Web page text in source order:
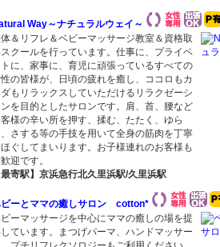
Way～ナチュラルウェイ～
＆リフレ＆ベビーマッサージ教室＆資格取
クールを行っています。仕事に、プライベ
に、家事に、育児に頑張っているすべての
の皆様が、日頃の疲れを癒し、ココロもカ
もリラックスしていただけるリラクゼーシ
を目的としたサロンです。肩、首、腰など
様の辛い所を押す、揉む、たたく、ゆら
さする等の手技を用いて全身の筋肉を丁寧
ぐしてまいります。お子様連れのお客様も
迎です。
寄駅】京浜急行北久里浜駅/久里浜駅
ーとママの癒しサロン cotton*
ーマッサージを中心にママの癒しの場を提
ています。まつげパーマ、ハンドマッサー